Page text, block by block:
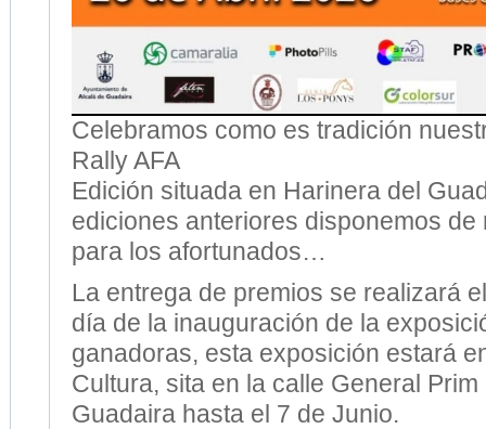
Celebramos como es tradición
Rally AFA
Edición situada en Harinera del
ediciones anteriores disponemos de
para los afortunados…
La entrega de premios se realizará
día de la inauguración de la
ganadoras, esta exposición estará
Cultura, sita en la calle General Prim
Guadaira hasta el 7 de Junio.